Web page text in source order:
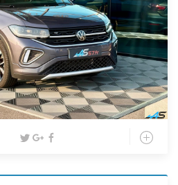
2025 116 cv